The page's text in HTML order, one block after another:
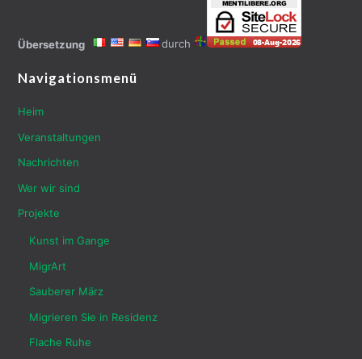
Übersetzung durch
Navigationsmenü
Heim
Veranstaltungen
Nachrichten
Wer wir sind
Projekte
Kunst im Gange
MigrArt
Sauberer März
Migrieren Sie in Residenz
Flache Ruhe